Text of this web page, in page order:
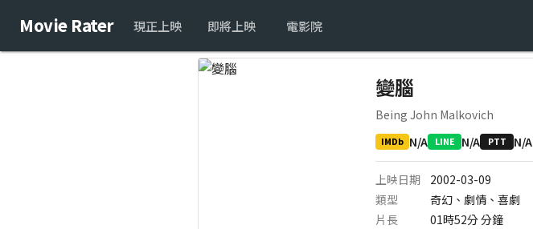
Movie Rater 現正上映 即將上映 電影院
變腦
Being John Malkovich
IMDb N/A LINE N/A PTT N/A
上映日期
2002-03-09
類型
奇幻、劇情、喜劇
片長
01時52分分鐘